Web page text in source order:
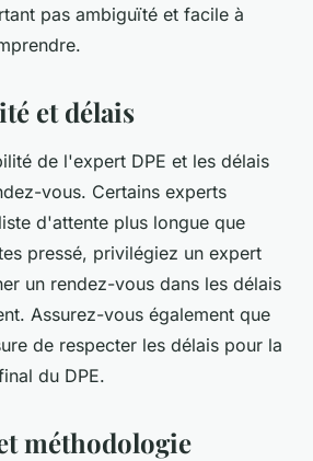
pas ambiguïté et facile à
et délais
de l'expert DPE et les délais
vous. Certains experts
d'attente plus longue que
pressé, privilégiez un expert
un rendez-vous dans les délais
Assurez-vous également que
de respecter les délais pour la
du DPE.
méthodologie